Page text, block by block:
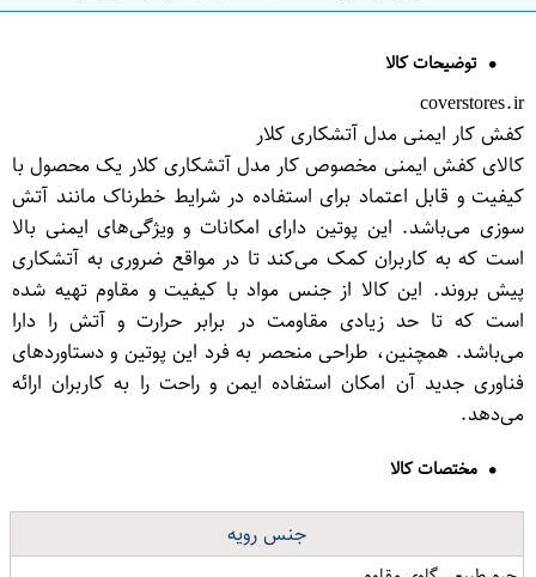
توضیحات کالا
coverstores.ir
کفش کار ایمنی مدل آتشکاری کلار
کالای کفش ایمنی مخصوص کار مدل آتشکاری کلار یک محصول با
کیفیت و قابل اعتماد برای استفاده در شرایط خطرناک مانند آتش
سوزی می‌باشد. این پوتین دارای امکانات و ویژگی‌های ایمنی بالا
است که به کاربران کمک می‌کند تا در مواقع ضروری به آتشکاری
پیش بروند. این کالا از جنس مواد با کیفیت و مقاوم تهیه شده
است که تا حد زیادی مقاومت در برابر حرارت و آتش را دارا
می‌باشد. همچنین، طراحی منحصر به فرد این پوتین و دستاوردهای
فناوری جدید آن امکان استفاده ایمن و راحت را به کاربران ارائه
می‌دهد.
مختصات کالا
جنس رویه